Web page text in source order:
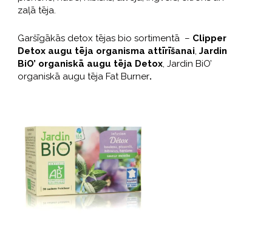
zaļā tēja.
Garšīgākās detox tējas bio sortimentā – Clipper
Detox augu tēja organisma attīrīšanai, Jardin
BiO’ organiskā augu tēja Detox, Jardin BiO’
organiskā augu tēja Fat Burner.